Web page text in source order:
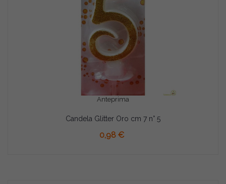
Anteprima
Candela Glitter Oro cm 7 n° 5
0,98 €